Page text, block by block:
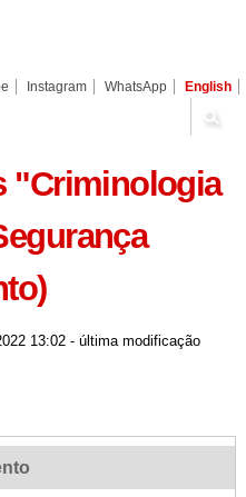
Instagram WhatsApp English
"Criminologia
13:02 - última modificação